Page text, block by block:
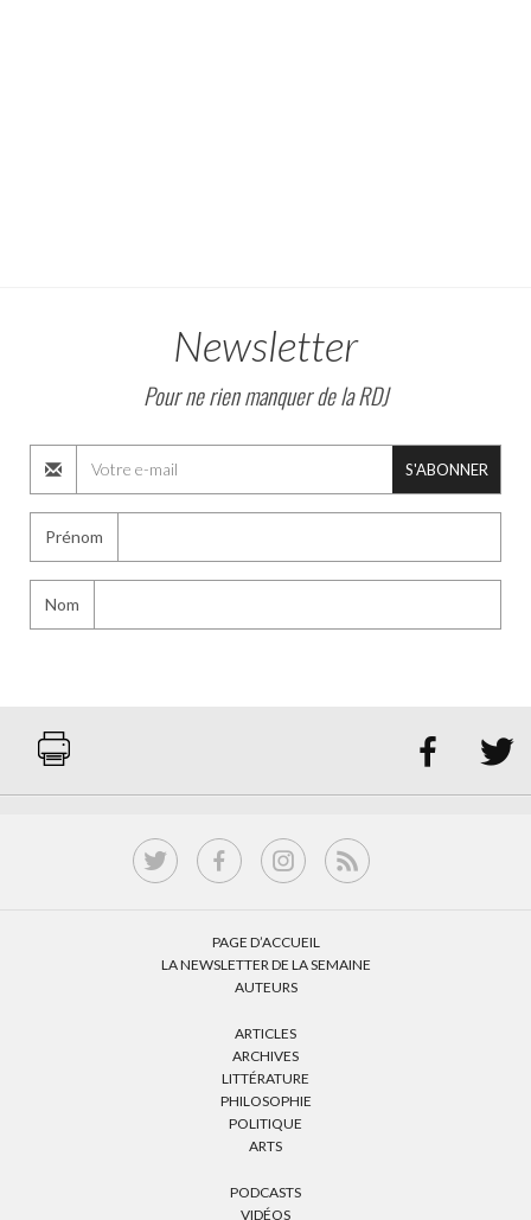
Newsletter
Pour ne rien manquer de la RDJ
S'ABONNER
Prénom
Nom
 
PAGE D’ACCUEIL
LA NEWSLETTER DE LA SEMAINE
AUTEURS
ARTICLES
ARCHIVES
LITTÉRATURE
PHILOSOPHIE
POLITIQUE
ARTS
PODCASTS
VIDÉOS